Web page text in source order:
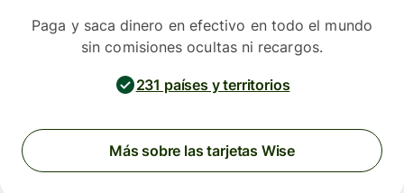
Paga y saca dinero en efectivo en todo el mundo
sin comisiones ocultas ni recargos.
231 países y territorios
Más sobre las tarjetas Wise